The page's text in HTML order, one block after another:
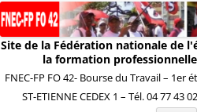
Site de la Fédération nationale de
la formation
FNEC-FP FO 42- Bourse du Travail – 1er
ST-ETIENNE CEDEX 1 – Tél. 04 77 43